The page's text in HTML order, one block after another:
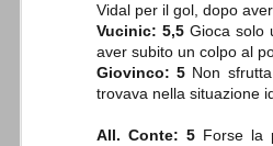
Vidal per il gol, dopo
Vucinic: 5,5 Gioca solo
aver subito un colpo al
Giovinco: 5 Non
trovava nella situazione
All. Conte: 5Forse la